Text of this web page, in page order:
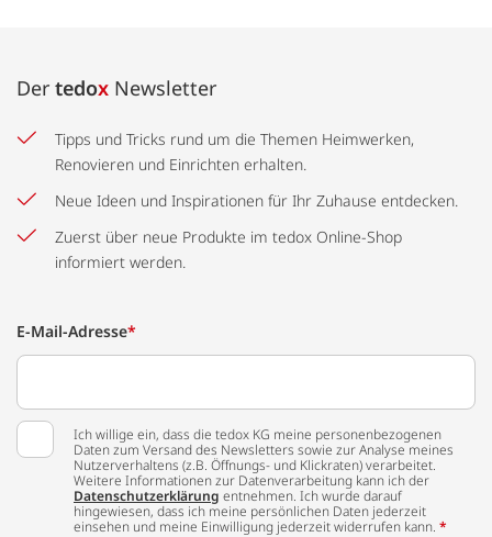
Der tedox Newsletter
Tipps und Tricks rund um die Themen Heimwerken,
Renovieren und Einrichten erhalten.
Neue Ideen und Inspirationen für Ihr Zuhause entdecken.
Zuerst über neue Produkte im tedox Online-Shop
informiert werden.
E-Mail-Adresse*
Ich willige ein, dass die tedox KG meine personenbezogenen
Daten zum Versand des Newsletters sowie zur Analyse meines
Nutzerverhaltens (z.B. Öffnungs- und Klickraten) verarbeitet.
Weitere Informationen zur Datenverarbeitung kann ich der
Datenschutzerklärung entnehmen. Ich wurde darauf
hingewiesen, dass ich meine persönlichen Daten jederzeit
einsehen und meine Einwilligung jederzeit widerrufen kann. *